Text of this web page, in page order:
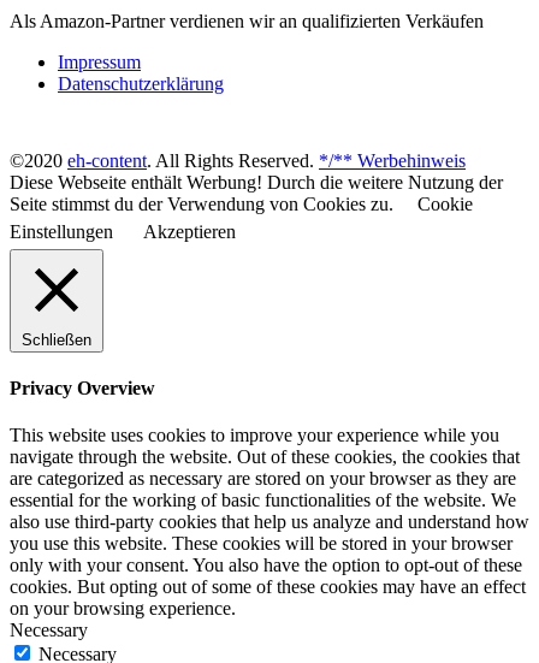
Als Amazon-Partner verdienen wir an qualifizierten Verkäufen
Impressum
Datenschutzerklärung
©2020 eh-content. All Rights Reserved. */** Werbehinweis
Diese Webseite enthält Werbung! Durch die weitere Nutzung der
Seite stimmst du der Verwendung von Cookies zu.
Cookie
Einstellungen
Akzeptieren
Schließen
Privacy Overview
This website uses cookies to improve your experience while you
navigate through the website. Out of these cookies, the cookies that
are categorized as necessary are stored on your browser as they are
essential for the working of basic functionalities of the website. We
also use third-party cookies that help us analyze and understand how
you use this website. These cookies will be stored in your browser
only with your consent. You also have the option to opt-out of these
cookies. But opting out of some of these cookies may have an effect
on your browsing experience.
Necessary
Necessary